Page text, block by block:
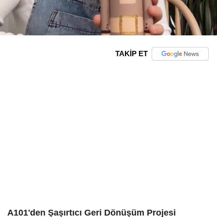
TAKİP ET
A101'den Şaşırtıcı Geri Dönüşüm Projesi